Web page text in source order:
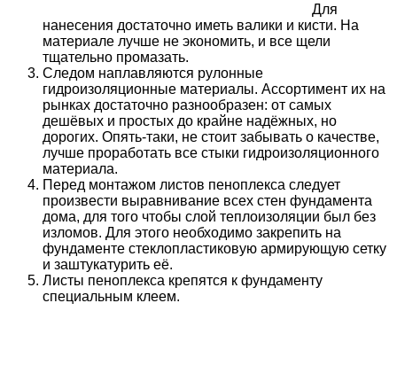
Для
нанесения достаточно иметь валики и кисти. На
материале лучше не экономить, и все щели
тщательно промазать.
Следом наплавляются рулонные
гидроизоляционные материалы. Ассортимент их на
рынках достаточно разнообразен: от самых
дешёвых и простых до крайне надёжных, но
дорогих. Опять-таки, не стоит забывать о качестве,
лучше проработать все стыки гидроизоляционного
материала.
Перед монтажом листов пеноплекса следует
произвести выравнивание всех стен фундамента
дома, для того чтобы слой теплоизоляции был без
изломов. Для этого необходимо закрепить на
фундаменте стеклопластиковую армирующую сетку
и заштукатурить её.
Листы пеноплекса крепятся к фундаменту
специальным клеем.